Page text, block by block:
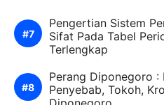
Pengertian Sistem
Sifat Pada Tabel
Terlengkap
Perang Diponegoro :
Penyebab, Tokoh,